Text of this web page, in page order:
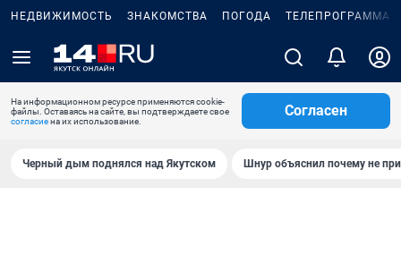
НЕДВИЖИМОСТЬ ЗНАКОМСТВА ПОГОДА ТЕЛЕПРОГРАММА
На информационном ресурсе применяются cookie-
файлы. Оставаясь на сайте, вы подтверждаете свое
согласиена их использование.
Согласен
Черный дым поднялся над Якутском Шнур объяснил почему не